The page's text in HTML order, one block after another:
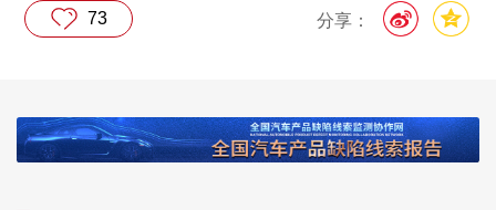
分享：
73